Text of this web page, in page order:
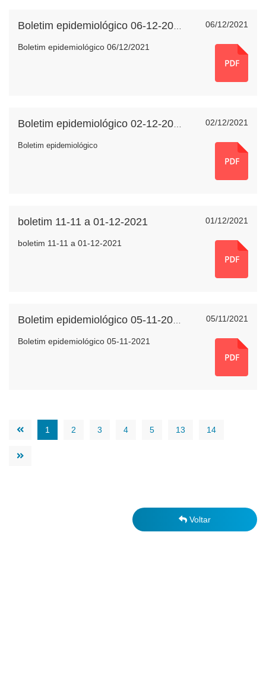
06/12/2021
Boletim epidemiológico 06/12/2021
02/12/2021
Boletim epidemiológico
01/12/2021
boletim 11-11 a 01-12-2021
boletim 11-11 a 01-12-2021
05/11/2021
Boletim epidemiológico 05-11-2021
1 2 3 4 5 13 14
Voltar